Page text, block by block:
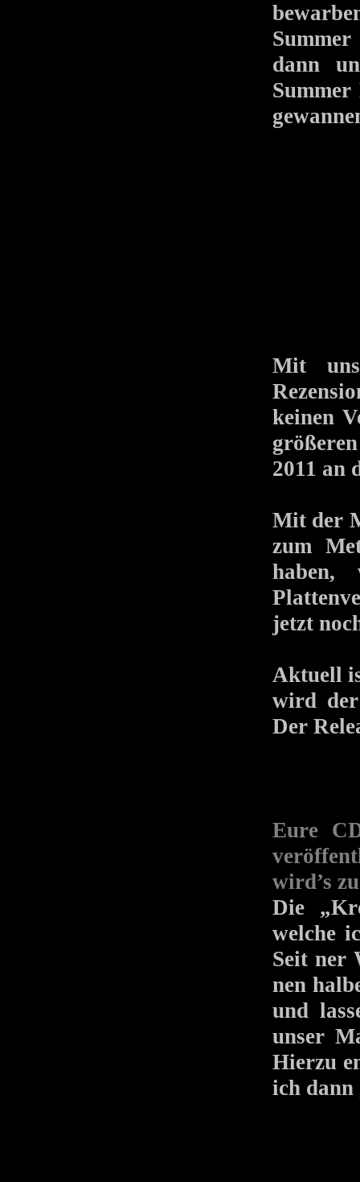
dann
Mit
keinen
2011 an
Mit der
zum
haben,
jetzt
Aktuell
wird der
Der
Eure
wird’s
Die
welche
Seit ner
nen
und
unser
Hierzu
ich dann